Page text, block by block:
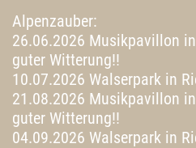
Alpenzauber:
26.06.2026 Musikpavillon
guter Witterung!!
10.07.2026 Walserpark in
21.08.2026 Musikpavillon
guter Witterung!!
04.09.2026 Walserpark in